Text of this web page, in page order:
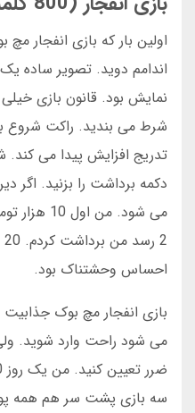
اولین بار که بازی انفجار مچ
اندامم دوید. تصویر ساده
نمایش بود. قانون بازی
شرط می بندید. راکت شروع
تدریج افزایش پیدا می کند.
دکمه برداشت را بزنید. اگر
می شود.
احساس وحشتناک بود.
بازی انفجار مچ بوک
می شود راحت وارد شوید.
سه بازی پشت سر هم همه